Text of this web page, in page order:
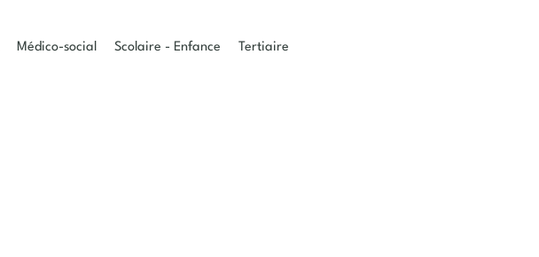
Médico-social Scolaire - Enfance Tertiaire